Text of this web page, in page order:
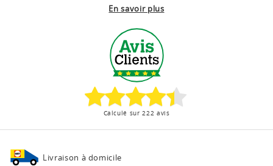
En savoir plus
Calculé sur 222 avis
Livraison à domicile